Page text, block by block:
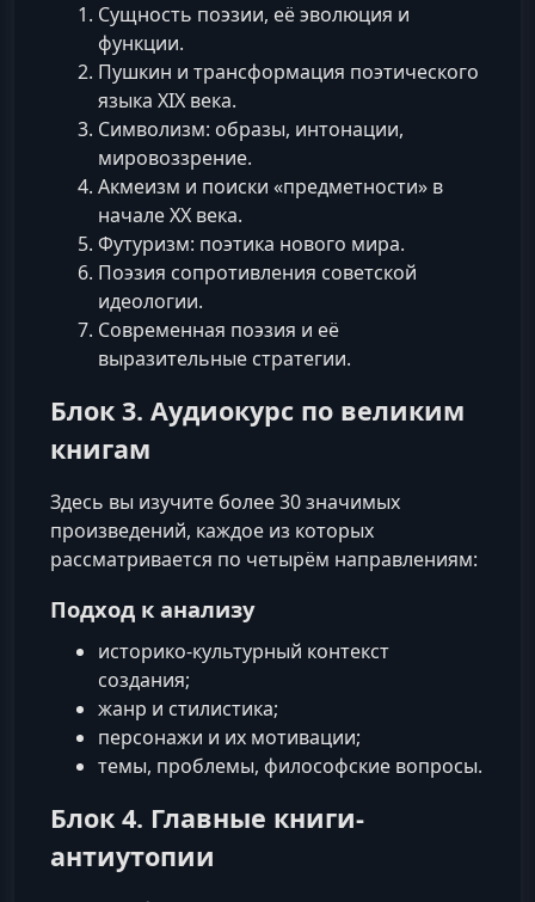
Сущность поэзии, её эволюция и
функции.
Пушкин и трансформация поэтического
языка XIX века.
Символизм: образы, интонации,
мировоззрение.
Акмеизм и поиски «предметности» в
начале XX века.
Футуризм: поэтика нового мира.
Поэзия сопротивления советской
идеологии.
Современная поэзия и её
выразительные стратегии.
Блок 3. Аудиокурс по великим
книгам
Здесь вы изучите более 30 значимых
произведений, каждое из которых
рассматривается по четырём направлениям:
Подход к анализу
историко-культурный контекст
создания;
жанр и стилистика;
персонажи и их мотивации;
темы, проблемы, философские вопросы.
Блок 4. Главные книги-
антиутопии